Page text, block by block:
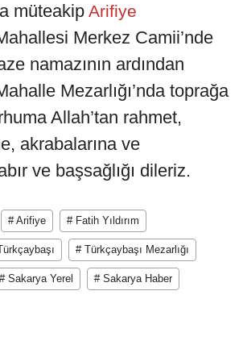
müteakip Arifiye
Merkez Camii’nde
namazının ardından
Mezarlığı’nda toprağa
Allah’tan rahmet,
akrabalarına ve
ve başsağlığı dileriz.
# Arifiye # Fatih Yıldırım
# Türkçaybaşı Mezarlığı
# Sakarya Yerel # Sakarya Haber